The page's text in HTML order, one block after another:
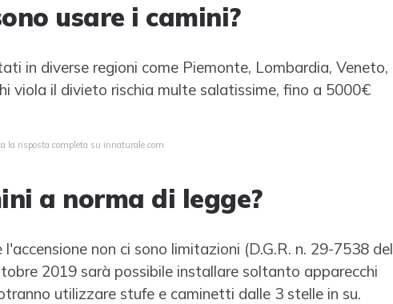
usare i camini?
in diverse regioni come Piemonte, Lombardia, Veneto,
viola il divieto rischia multe salatissime, fino a 5000€
la risposta completa su innaturale.com
a norma di legge?
non ci sono limitazioni (D.G.R. n. 29-7538 del
2019 sarà possibile installare soltanto apparecchi
utilizzare stufe e caminetti dalle 3 stelle in su.